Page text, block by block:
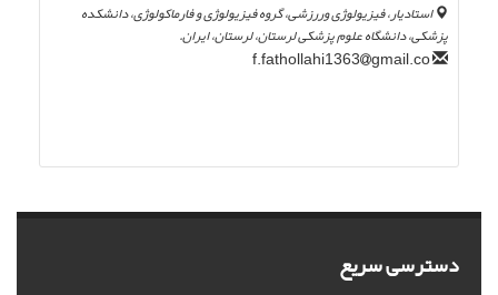
استادیار، فیزیولوژی وررزشی، گروه فیزیولوژی و فارماکولوژی، دانشکده
پزشکی، دانشگاه علوم پزشکی لرستان، لرستان، ایران.
gmail.co
دسترسی سریع